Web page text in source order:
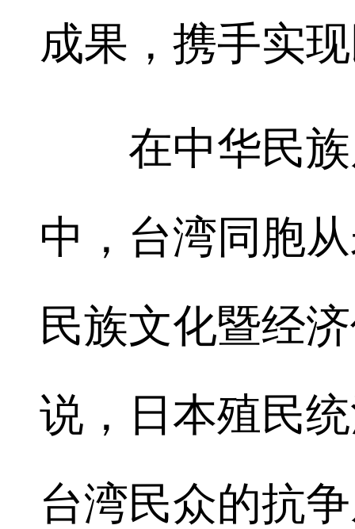
成果，携手实
在中华民族
中，台湾同胞
民族文化暨经
说，日本殖民
台湾民众的抗